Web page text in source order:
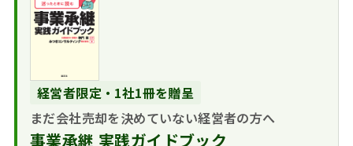
経営者限定・1社1冊を贈呈
まだ会社売却を決めていない経営者の方へ
事業承継 実践ガイドブック